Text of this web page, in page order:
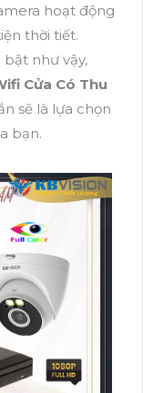
hoạt động
thời tiết.
như vậy,
Cửa Có Thu
sẽ là lựa chọn
bạn.